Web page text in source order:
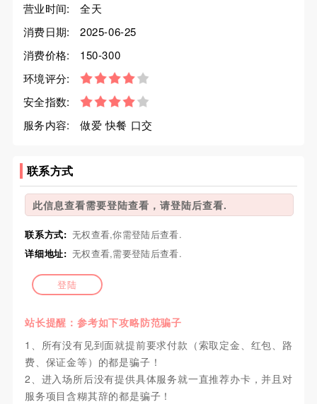
营业时间:
全天
消费日期:
2025-06-25
消费价格:
150-300
环境评分:
安全指数:
服务内容:
做爱 快餐 口交
联系方式
此信息查看需要登陆查看，请登陆后查看.
联系方式: 无权查看,你需登陆后查看.
详细地址: 无权查看,需要登陆后查看.
登陆
站长提醒：参考如下攻略防范骗子
1、所有没有见到面就提前要求付款（索取定金、红包、路
费、保证金等）的都是骗子！
2、进入场所后没有提供具体服务就一直推荐办卡，并且对
服务项目含糊其辞的都是骗子！